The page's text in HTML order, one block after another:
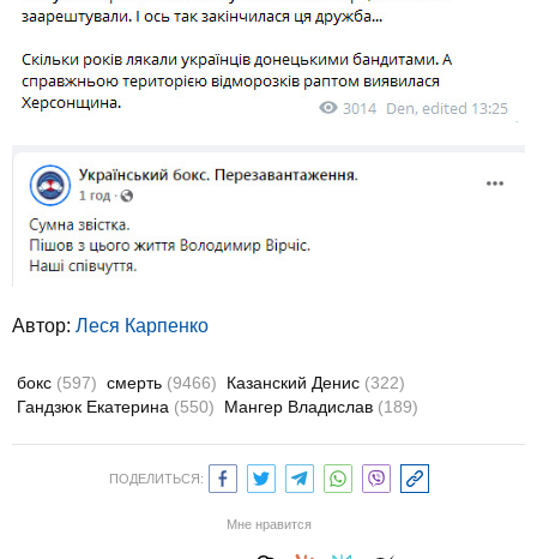
Автор: Леся Карпенко
бокс (597) смерть (9466) Казанский Денис (322)
Гандзюк Екатерина (550) Мангер Владислав (189)
ПОДЕЛИТЬСЯ:
Мне нравится